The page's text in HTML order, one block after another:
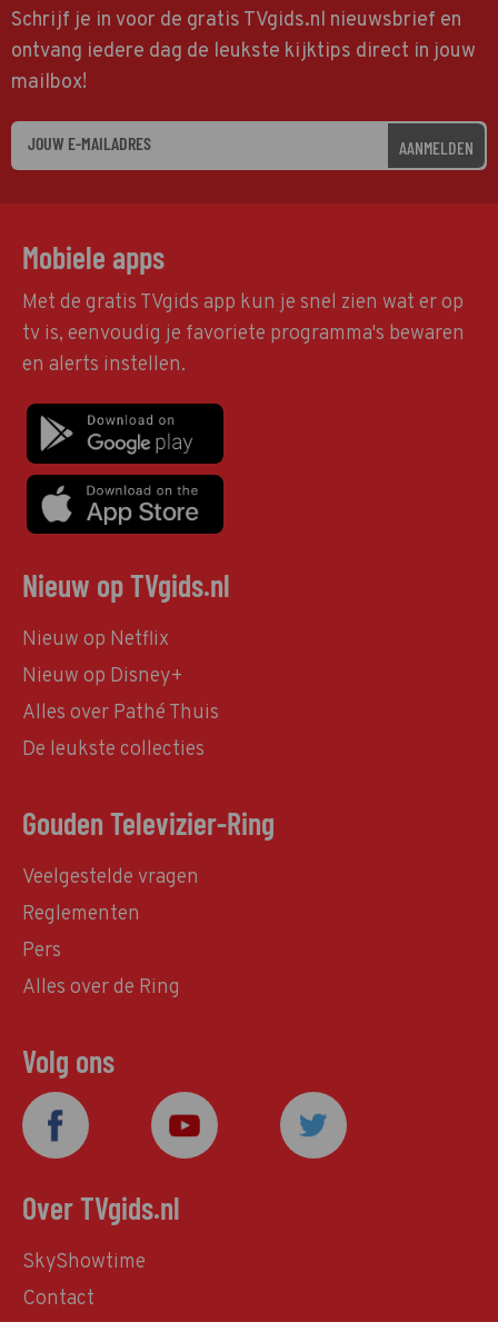
Schrijf je in voor de gratis TVgids.nl nieuwsbrief en
ontvang iedere dag de leukste kijktips direct in jouw
mailbox!
AANMELDEN
Mobiele apps
Met de gratis TVgids app kun je snel zien wat er op
tv is, eenvoudig je favoriete programma's bewaren
en alerts instellen.
Nieuw op TVgids.nl
Nieuw op Netflix
Nieuw op Disney+
Alles over Pathé Thuis
De leukste collecties
Gouden Televizier-Ring
Veelgestelde vragen
Reglementen
Pers
Alles over de Ring
Volg ons
Over TVgids.nl
SkyShowtime
Contact